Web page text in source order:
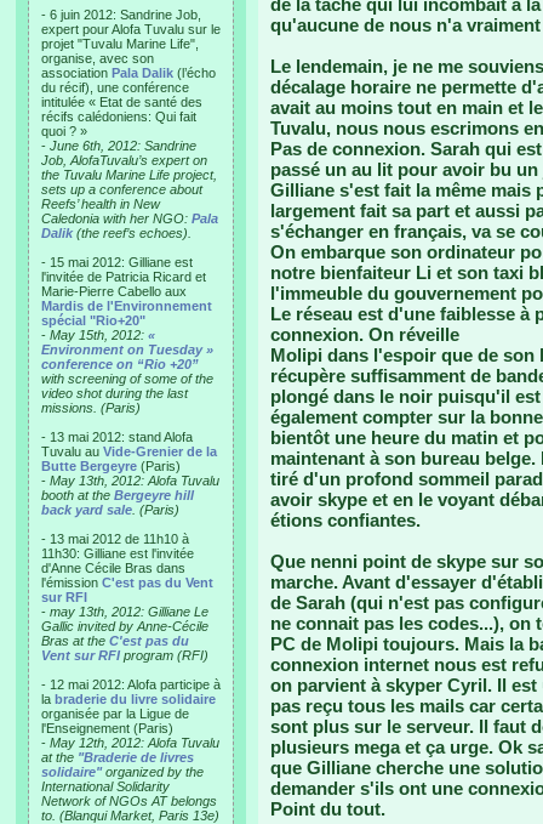
- 6 juin 2012: Sandrine Job,
expert pour Alofa Tuvalu sur le
projet "Tuvalu Marine Life",
organise, avec son
association Pala Dalik (l’écho
du récif), une conférence
intitulée « Etat de santé des
récifs calédoniens: Qui fait
quoi ? »
- June 6th, 2012: Sandrine
Job, AlofaTuvalu’s expert on
the Tuvalu Marine Life project,
sets up a conference about
Reefs’ health in New
Caledonia with her NGO: Pala
Dalik (the reef’s echoes).
- 15 mai 2012: Gilliane est
l'invitée de Patricia Ricard et
Marie-Pierre Cabello aux
Mardis de l'Environnement
spécial "Rio+20"
- May 15th, 2012: «
Environment on Tuesday »
conference on “Rio +20”
with screening of some of the
video shot during the last
missions. (Paris)
- 13 mai 2012: stand Alofa
Tuvalu au Vide-Grenier de la
Butte Bergeyre (Paris)
- May 13th, 2012: Alofa Tuvalu
booth at the Bergeyre hill
back yard sale . (Paris)
- 13 mai 2012 de 11h10 à
11h30: Gilliane est l'invitée
d'Anne Cécile Bras dans
l'émission C'est pas du Vent
sur RFI
- may 13th, 2012: Gilliane Le
Gallic invited by Anne-Cécile
Bras at the C'est pas du
Vent sur RFI program (RFI)
- 12 mai 2012: Alofa participe à
la braderie du livre solidaire
organisée par la Ligue de
l'Enseignement (Paris)
- May 12th, 2012: Alofa Tuvalu
at the "Braderie de livres
solidaire"organized by the
International Solidarity
Network of NGOs AT belongs
to. (Blanqui Market, Paris 13e)
de la tache qui lui incombait à
qu'aucune de nous n'a
Le lendemain, je ne me
décalage horaire ne permette
avait au moins tout en main et
Tuvalu, nous nous escrimons
Pas de connexion. Sarah qui
passé un au lit pour avoir bu
Gilliane s'est fait la même mais
largement fait sa part et aussi
s'échanger en français, va se
On embarque son ordinateur
notre bienfaiteur Li et son taxi
l'immeuble du gouvernement
Le réseau est d'une faiblesse
connexion. On réveille
Molipi dans l'espoir que de son
récupère suffisamment de
plongé dans le noir puisqu'il
également compter sur la
bientôt une heure du matin et
maintenant à son bureau
tiré d'un profond sommeil
avoir skype et en le voyant
étions confiantes.
Que nenni point de skype sur
marche. Avant d'essayer
de Sarah (qui n'est pas
ne connait pas les codes...),
PC de Molipi toujours. Mais la
connexion internet nous est
on parvient à skyper Cyril. Il
pas reçu tous les mails car
sont plus sur le serveur. Il faut
plusieurs mega et ça urge. Ok
que Gilliane cherche une
demander s'ils ont une
Point du tout.